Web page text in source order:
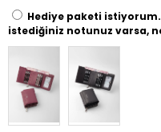
Hediye paketi
istediğiniz notunuz varsa,